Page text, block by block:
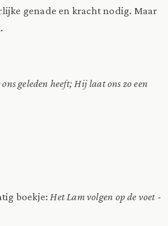
genade en kracht nodig. Maar
geleden heeft; Hij laat ons zo een
boekje: Het Lam volgen op de voet -